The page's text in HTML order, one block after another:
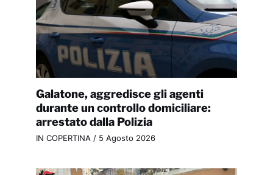
Galatone, aggredisce gli agenti
durante un controllo domiciliare:
arrestato dalla Polizia
IN COPERTINA / 5 Agosto 2026